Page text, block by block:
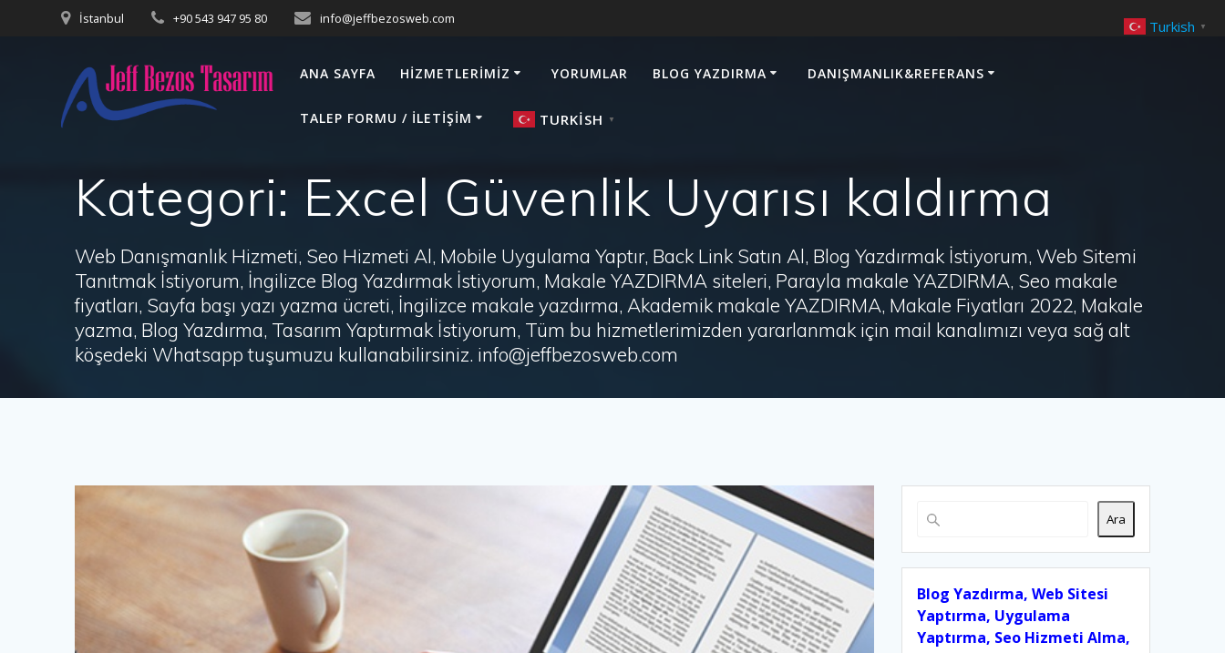
İstanbul +90 543 947 95 80 info@jeffbezosweb.com
ANA SAYFA HIZMETLERIMIZ YORUMLAR BLOG YAZDIRMA DANIŞMANLIK&REFERANS
TALEP FORMU / İLETIŞIM TURKISH ▼
Kategori: Excel Güvenlik Uyarısı kaldırma
Web Danışmanlık Hizmeti, Seo Hizmeti Al, Mobile Uygulama Yaptır, Back Link Satın Al, Blog Yazdırmak İstiyorum, Web Sitemi
Tanıtmak İstiyorum, İngilizce Blog Yazdırmak İstiyorum, Makale YAZDIRMA siteleri, Parayla makale YAZDIRMA, Seo makale
fiyatları, Sayfa başı yazı yazma ücreti, İngilizce makale yazdırma, Akademik makale YAZDIRMA, Makale Fiyatları 2022, Makale
yazma, Blog Yazdırma, Tasarım Yaptırmak İstiyorum, Tüm bu hizmetlerimizden yararlanmak için mail kanalımızı veya sağ alt
köşedeki Whatsapp tuşumuzu kullanabilirsiniz. info@jeffbezosweb.com
Ara
Blog Yazdırma, Web Sitesi
Yaptırma, Uygulama
Yaptırma, Seo Hizmeti Alma,
Turkish ▼